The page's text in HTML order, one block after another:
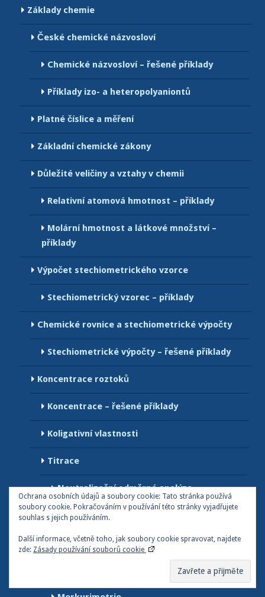
Základy chemie
České chemické názvosloví
Chemické názvosloví – řešené příklady
Příklady izo- a heteropolyaniontů
Platné číslice a měření
Základní chemické zákony
Důležité veličiny a vztahy v chemii
Relativní atomová hmotnost – příklady
Molární hmotnost a látkové množství –
příklady
Výpočet stechiometrického vzorce
Stechiometrický vzorec – příklady
Chemické rovnice a stechiometrické výpočty
Stechiometrické výpočty – řešené příklady
Koncentrace roztoků
Koncentrace – řešené příklady
Koligativní vlastnosti
Titrace
Neutralizační odměrná analýza
Argentometrie
Jodometrie
Ochrana osobních údajů a soubory cookie: Tato stránka používá
soubory cookie. Pokračováním v používání této stránky vyjadřujete
souhlas s jejich používáním.
Další informace, včetně toho, jak soubory cookie spravovat, najdete
zde: Zásady používání souborů cookie